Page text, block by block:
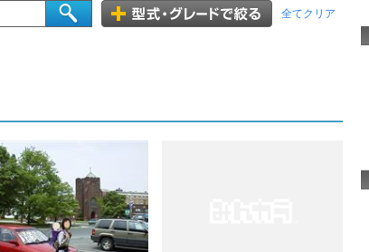
全てクリア